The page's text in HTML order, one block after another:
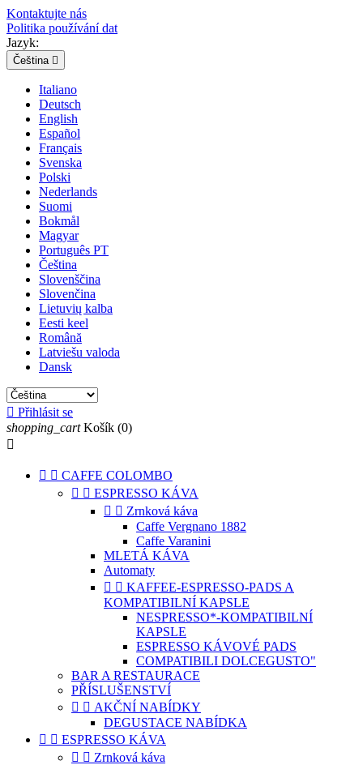
Kontaktujte nás
Politika používání dat
Jazyk:
Čeština 
Italiano
Deutsch
English
Español
Français
Svenska
Polski
Nederlands
Suomi
Bokmål
Magyar
Português PT
Čeština
Slovenščina
Slovenčina
Lietuvių kalba
Eesti keel
Română
Latviešu valoda
Dansk
 Přihlásit se
shopping_cart Košík (0)

  CAFFE COLOMBO
  ESPRESSO KÁVA
  Zrnková káva
Caffe Vergnano 1882
Caffe Varanini
MLETÁ KÁVA
Automaty
  KAFFEE-ESPRESSO-PADS A
KOMPATIBILNÍ KAPSLE
NESPRESSO*-KOMPATIBILNÍ
KAPSLE
ESPRESSO KÁVOVÉ PADS
COMPATIBILI DOLCEGUSTO"
BAR A RESTAURACE
PŘÍSLUŠENSTVÍ
  AKČNÍ NABÍDKY
DEGUSTACE NABÍDKA
  ESPRESSO KÁVA
  Zrnková káva